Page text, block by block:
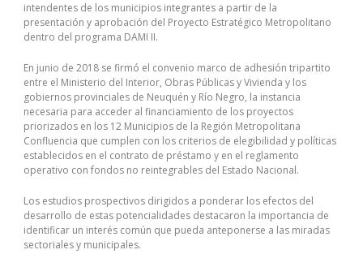
intendentes de los municipios integrantes a partir de la
presentación y aprobación del Proyecto Estratégico Metropolitano
dentro del programa DAMI II.
En junio de 2018 se firmó el convenio marco de adhesión tripartito
entre el Ministerio del Interior, Obras Públicas y Vivienda y los
gobiernos provinciales de Neuquén y Río Negro, la instancia
necesaria para acceder al financiamiento de los proyectos
priorizados en los 12 Municipios de la Región Metropolitana
Confluencia que cumplen con los criterios de elegibilidad y políticas
establecidos en el contrato de préstamo y en el reglamento
operativo con fondos no reintegrables del Estado Nacional.
Los estudios prospectivos dirigidos a ponderar los efectos del
desarrollo de estas potencialidades destacaron la importancia de
identificar un interés común que pueda anteponerse a las miradas
sectoriales y municipales.